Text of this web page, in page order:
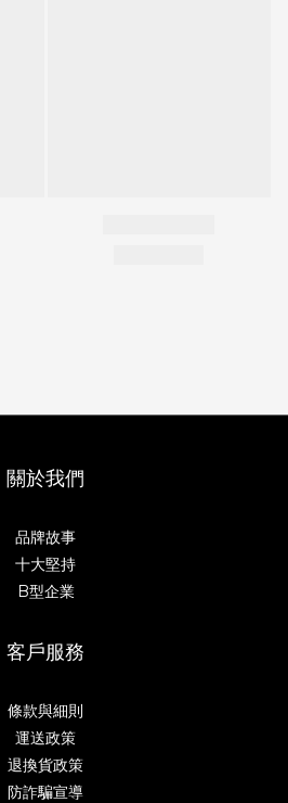
關於我們
品牌故事
十大堅持
B型企業
客戶服務
條款與細則
運送政策
退換貨政策
防詐騙宣導